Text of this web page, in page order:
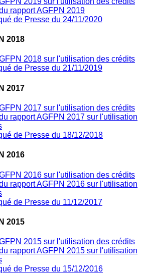
rapport AGFPN 2019
de Presse du 24/11/2020
2018
2018 sur l'utilisation des crédits
de Presse du 21/11/2019
2017
2017 sur l'utilisation des crédits
rapport AGFPN 2017 sur l'utilisation
de Presse du 18/12/2018
2016
2016 sur l'utilisation des crédits
rapport AGFPN 2016 sur l'utilisation
de Presse du 11/12/2017
2015
2015 sur l'utilisation des crédits
rapport AGFPN 2015 sur l'utilisation
de Presse du 15/12/2016